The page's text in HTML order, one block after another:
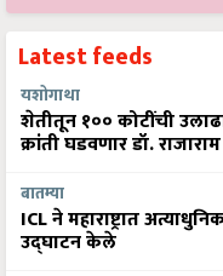
Latest feeds
यशोगाथा
शेतीतून १०० कोटींची
क्रांती घडवणार डॉ. राजाराम
बातम्या
ICL ने महाराष्ट्रात
उद्घाटन केले